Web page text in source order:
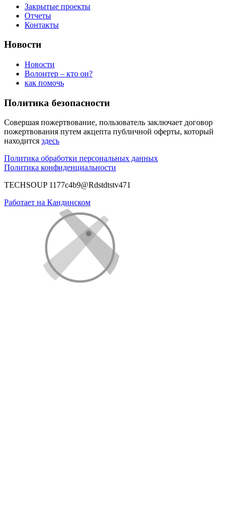
Закрытые проекты
Отчеты
Контакты
Новости
Новости
Волонтер – кто он?
как помочь
Политика безопасности
Совершая пожертвование, пользователь заключает договор
пожертвования путем акцепта публичной оферты, который
находится здесь
Политика обработки персональных данных
Политика конфиденциальности
TECHSOUP 1177c4b9@Rdstdtstv471
Работает на Кандинском